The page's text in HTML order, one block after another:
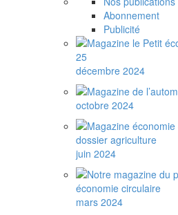
Abonnement
Publicité
décembre 2024
octobre 2024
juin 2024
mars 2024